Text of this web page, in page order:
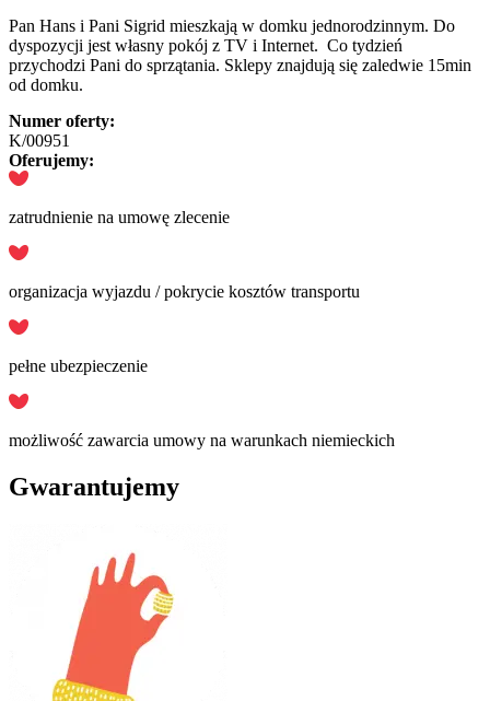
Pan Hans i Pani Sigrid mieszkają w domku jednorodzinnym. Do
dyspozycji jest własny pokój z TV i Internet. Co tydzień
przychodzi Pani do sprzątania. Sklepy znajdują się zaledwie 15min
od domku.
Numer oferty:
K/00951
Oferujemy:
zatrudnienie na umowę zlecenie
organizacja wyjazdu / pokrycie kosztów transportu
pełne ubezpieczenie
możliwość zawarcia umowy na warunkach niemieckich
Gwarantujemy